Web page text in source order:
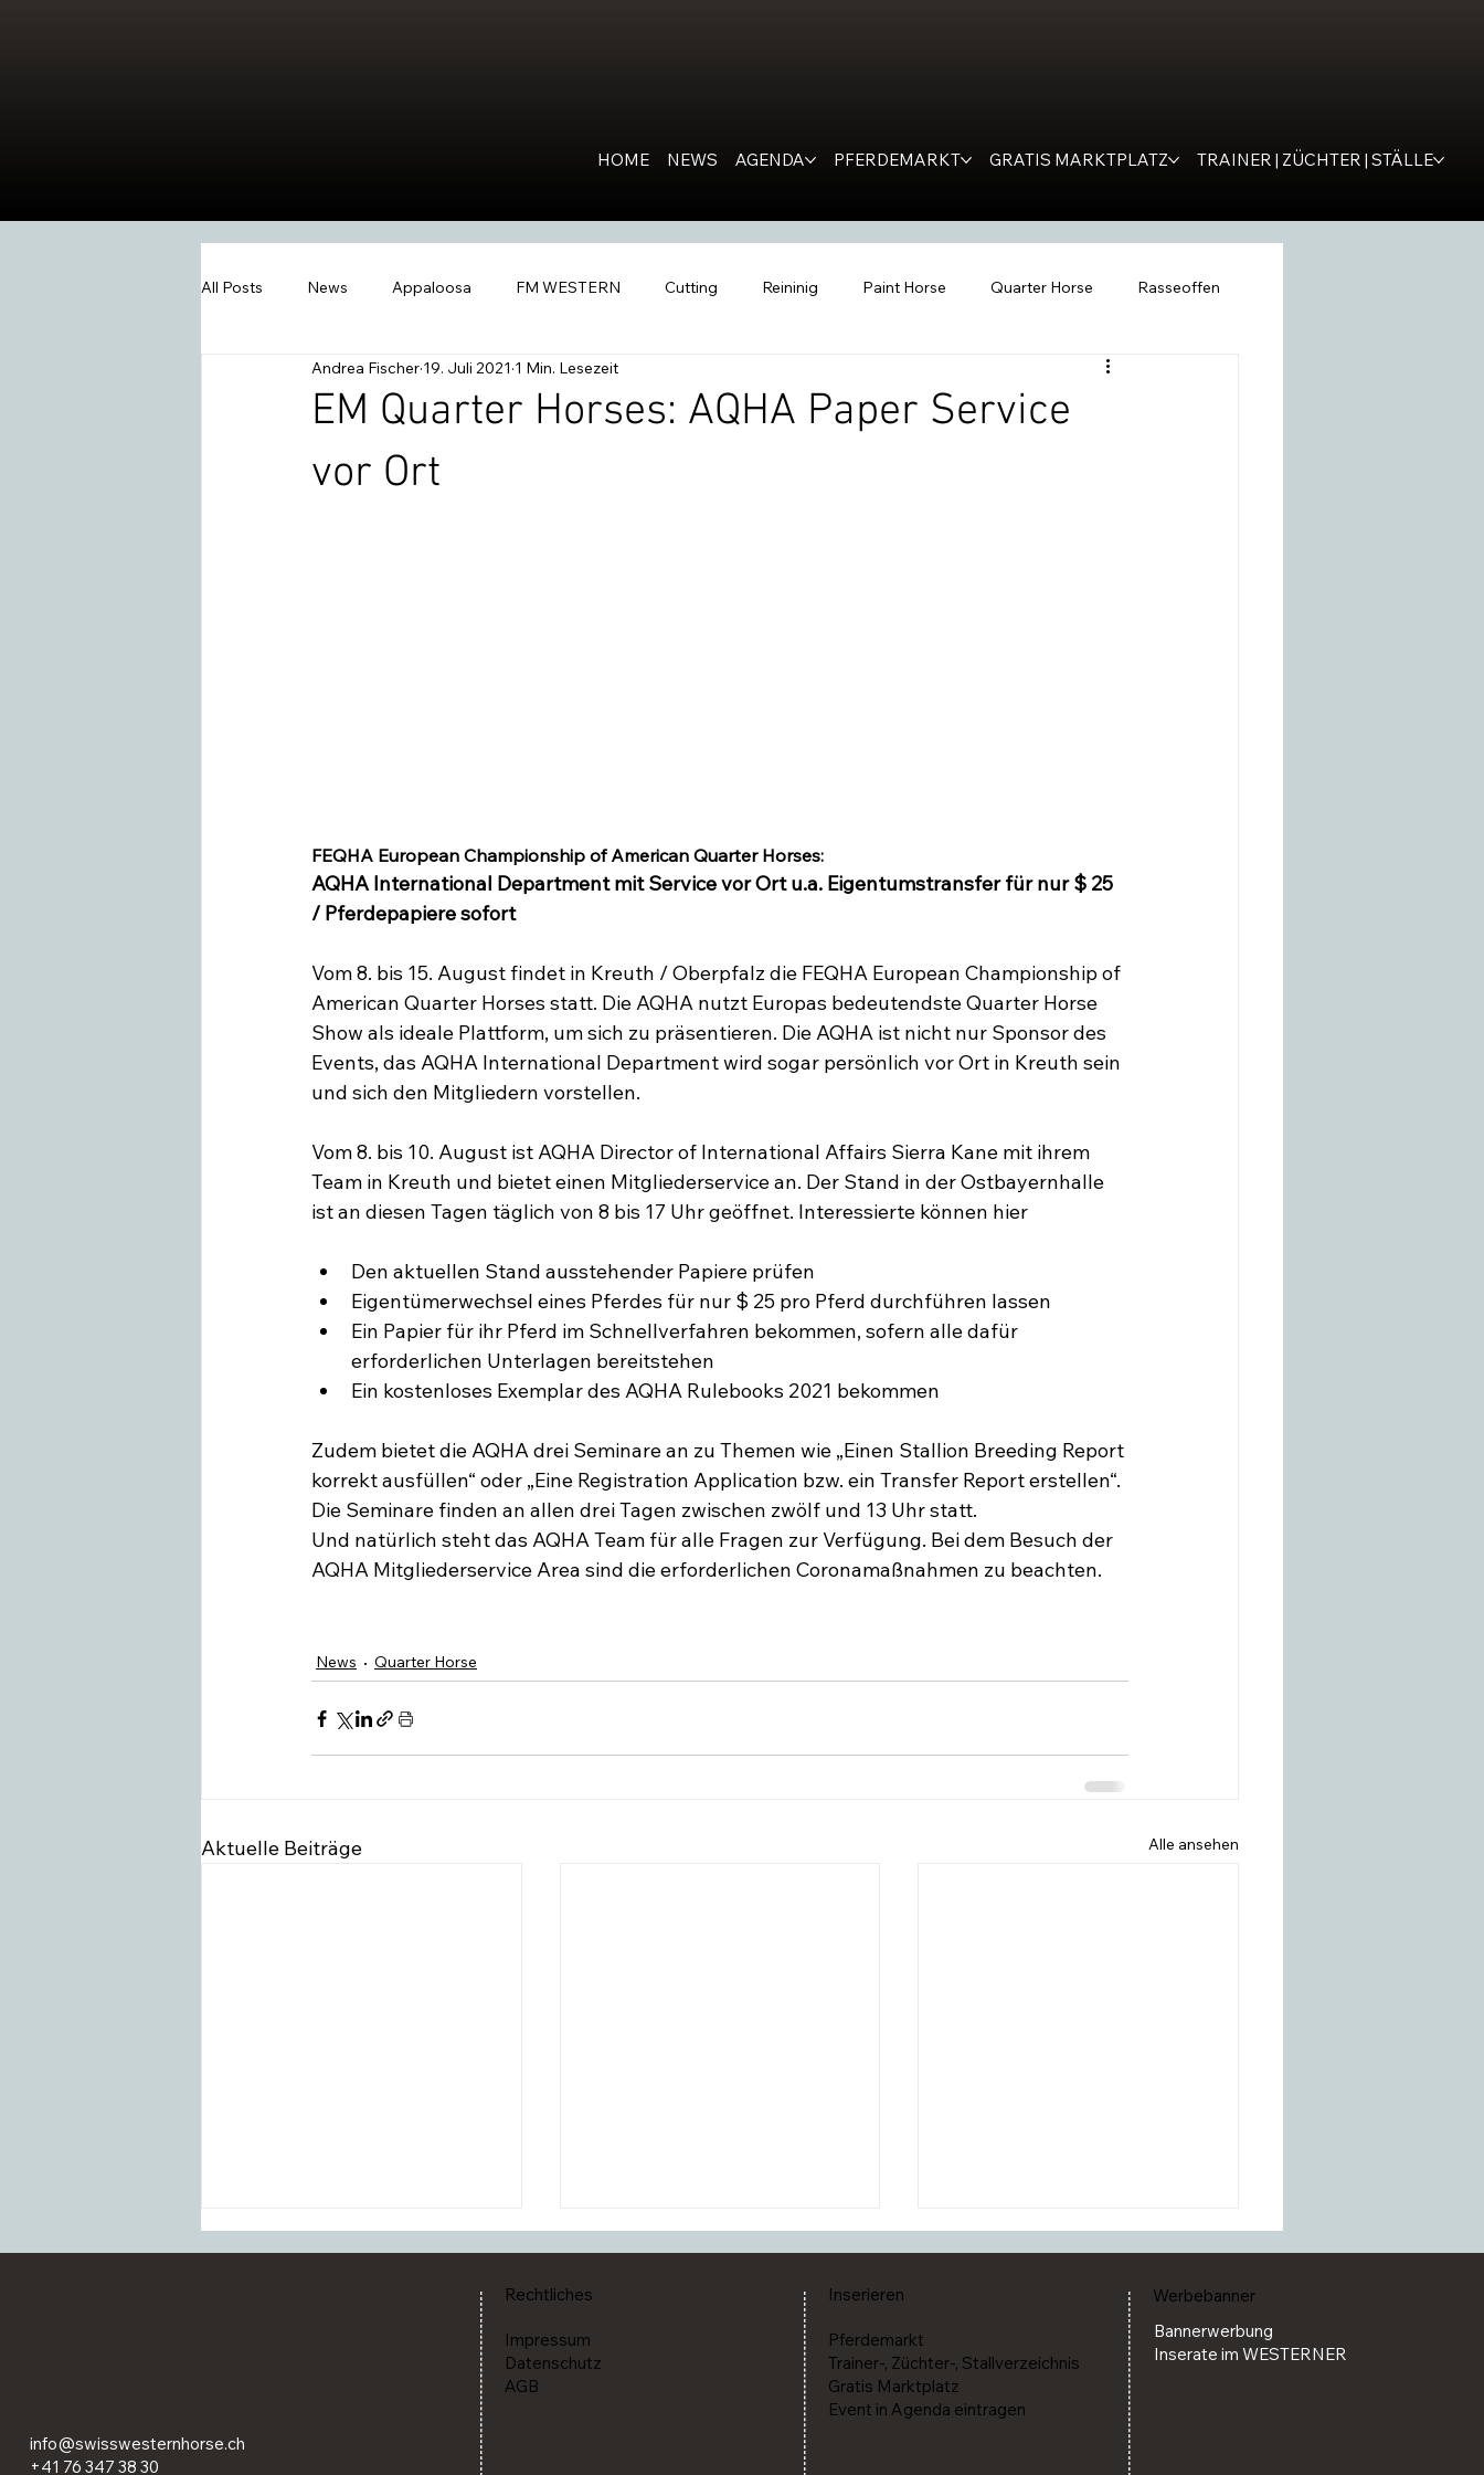
HOME NEWS AGENDA PFERDEMARKT GRATIS MARKTPLATZ TRAINER | ZÜCHTER | STÄLLE
All Posts News Appaloosa FM WESTERN Cutting Reininig Paint Horse Quarter Horse Rasseoffen
Wissen Swiss Western Horse WESTERNER
Extreme Trail
EM Quarter Horses: AQHA Paper Service
vor Ort
Andrea Fischer 19. Juli 2021 1 Min. Lesezeit
FEQHA European Championship of American Quarter Horses:
AQHA International Department mit Service vor Ort u.a. Eigentumstransfer für nur $ 25
/ Pferdepapiere sofort
Vom 8. bis 15. August findet in Kreuth / Oberpfalz die FEQHA European Championship of
American Quarter Horses statt. Die AQHA nutzt Europas bedeutendste Quarter Horse
Show als ideale Plattform, um sich zu präsentieren. Die AQHA ist nicht nur Sponsor des
Events, das AQHA International Department wird sogar persönlich vor Ort in Kreuth sein
und sich den Mitgliedern vorstellen.
Vom 8. bis 10. August ist AQHA Director of International Affairs Sierra Kane mit ihrem
Team in Kreuth und bietet einen Mitgliederservice an. Der Stand in der Ostbayernhalle
Den aktuellen Stand ausstehender Papiere prüfen
Eigentümerwechsel eines Pferdes für nur $ 25 pro Pferd durchführen lassen
Ein Papier für ihr Pferd im Schnellverfahren bekommen, sofern alle dafür
erforderlichen Unterlagen bereitstehen
Ein kostenloses Exemplar des AQHA Rulebooks 2021 bekommen
Zudem bietet die AQHA drei Seminare an zu Themen wie „Einen Stallion Breeding Report
korrekt ausfüllen“ oder „Eine Registration Application bzw. ein Transfer Report erstellen“.
Die Seminare finden an allen drei Tagen zwischen zwölf und 13 Uhr statt.
Und natürlich steht das AQHA Team für alle Fragen zur Verfügung. Bei dem Besuch der
AQHA Mitgliederservice Area sind die erforderlichen Coronamaßnahmen zu beachten.
News Quarter Horse
Aktuelle Beiträge Alle ansehen
für die SM Reining / Western
Die SM Western feiert 2026 ihr
DQHA sagt Q26 aus
wirtschaftlichen Gründen ab
info@swisswesternhorse.ch
+41 76 347 38 30
Rechtliches
Impressum
Datenschutz
AGB
Inserieren
Pferdemarkt
Trainer-, Züchter-, Stallverzeichnis
Gratis Marktplatz
Event in Agenda eintragen
Werbebanner
Bannerwerbung
Inserate im WESTERNER